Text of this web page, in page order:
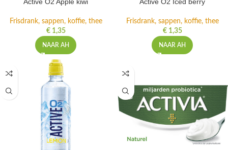
Frisdrank, sappen, koffie, thee
€1,35
NAAR AH
Frisdrank, sappen, koffie, thee
€1,35
NAAR AH